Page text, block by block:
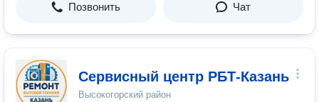
Позвонить Чат
Сервисный центр РБТ-Казань
Высокогорский район